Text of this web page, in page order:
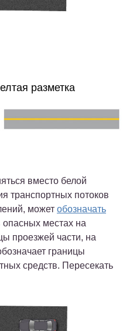
разметка
вместо белой
транспортных потоков
может обозначать
местах на
проезжей части, на
границы
средств. Пересекать